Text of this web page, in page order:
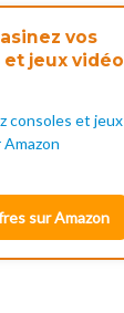
vos
jeux vidéo
sur Amazon